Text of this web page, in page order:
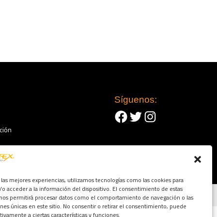
mejores experiencias, utilizamos tecnologías como las cookies para
acceder a la información del dispositivo. El consentimiento de estas
permitirá procesar datos como el comportamiento de navegación o las
únicas en este sitio. No consentir o retirar el consentimiento, puede
a ciertas características y funciones.
Síguenos:
Facebook
TwitterInstagram
Condiciones